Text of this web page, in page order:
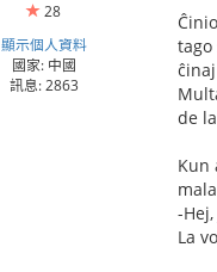
28
顯示個人資料
國家: 中國
訊息: 2863
de
Kun
-
La